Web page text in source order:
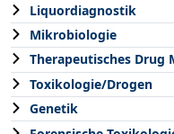
Liquordiagnostik
Mikrobiologie
Therapeutisches Drug
Toxikologie/Drogen
Genetik